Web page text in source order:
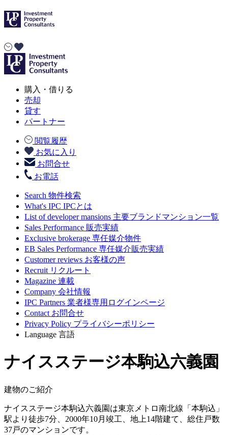
購入・借りる
売却
貸す
パートナー
閲覧履歴
お気に入り
お問合せ
お電話
Search 物件検索
What's IPC IPCとは
List of developer mansions 主要ブランドマンション一覧
Sales Performance 販売実績
Exclusive brokerage 専任媒介物件
EB Sales Performance 専任媒介販売実績
Customer reviews お客様の声
Recruit リクルート
Magazine 連載
Company 会社情報
IPC Partners 業者様専用ログインページ
Contact お問合せ
Privacy Policy プライバシーポリシー
Language 言語
ナイスステージ本駒込六義園
建物のご紹介
ナイスステージ本駒込六義園は東京メトロ南北線「本駒込」
駅より徒歩7分、2000年10月竣工、地上14階建て、総住戸数
37戸のマンションです。